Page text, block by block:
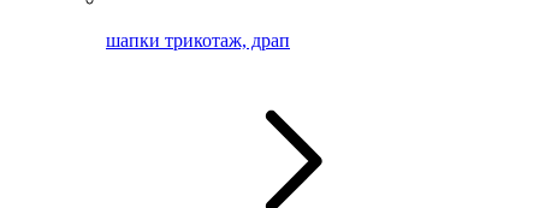
шапки трикотаж, драп